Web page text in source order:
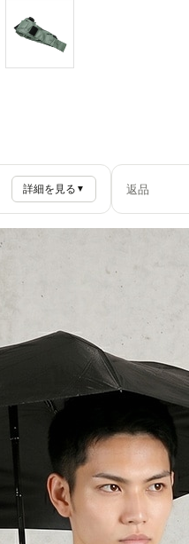
詳細を見る ▼ 返品